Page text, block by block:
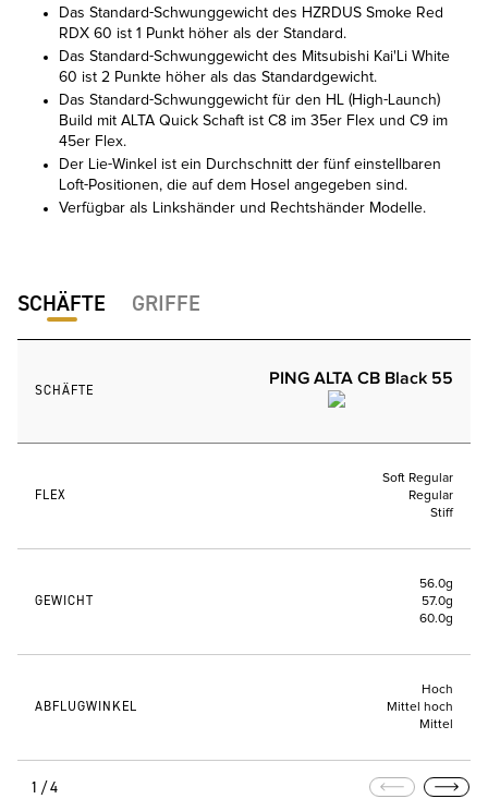
Das Standard-Schwunggewicht des HZRDUS Smoke Red
RDX 60 ist 1 Punkt höher als der Standard.
Das Standard-Schwunggewicht des Mitsubishi Kai'Li White
60 ist 2 Punkte höher als das Standardgewicht.
Das Standard-Schwunggewicht für den HL (High-Launch)
Build mit ALTA Quick Schaft ist C8 im 35er Flex und C9 im
45er Flex.
Der Lie-Winkel ist ein Durchschnitt der fünf einstellbaren
Loft-Positionen, die auf dem Hosel angegeben sind.
Verfügbar als Linkshänder und Rechtshänder Modelle.
SCHÄFTE GRIFFE
SCHÄFTE
PING ALTA CB Black 55
FLEX
Soft Regular
Regular
Stiff
GEWICHT
56.0g
57.0g
60.0g
ABFLUGWINKEL
Hoch
Mittel hoch
Mittel
1/4